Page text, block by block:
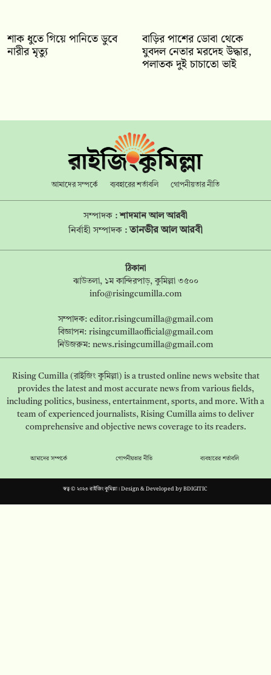
শাক ধুতে গিয়ে পানিতে ডুবে
নারীর মৃত্যু
বাড়ির পাশের ডোবা থেকে
যুবদল নেতার মরদেহ উদ্ধার,
পলাতক দুই চাচাতো ভাই
আমাদের সম্পর্কে ব্যবহারের শর্তাবলি গোপনীয়তার নীতি
সম্পাদক :শাদমান আল আরবী
নির্বাহী সম্পাদক : তানভীর আল আরবী
ঠিকানা
ঝাউতলা, ১ম কান্দিরপাড়, কুমিল্লা ৩৫০০
info@risingcumilla.com
সম্পাদক: editor.risingcumilla@gmail.com
বিজ্ঞাপন: risingcumillaofficial@gmail.com
নিউজরুম: news.risingcumilla@gmail.com
Rising Cumilla (রাইজিং কুমিল্লা) is a trusted online news website that
provides the latest and most accurate news from various fields,
including politics, business, entertainment, sports, and more. With a
team of experienced journalists, Rising Cumilla aims to deliver
comprehensive and objective news coverage to its readers.
আমাদের সম্পর্কে গোপনীয়তার নীতি ব্যবহারের শর্তাবলি
স্বত্ব © ২০২৩ রাইজিং কুমিল্লা। Design & Developed byBDIGITIC